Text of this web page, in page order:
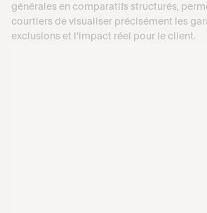
générales en comparatifs structurés,
courtiers de visualiser précisément les
exclusions et l'impact réel pour le client.